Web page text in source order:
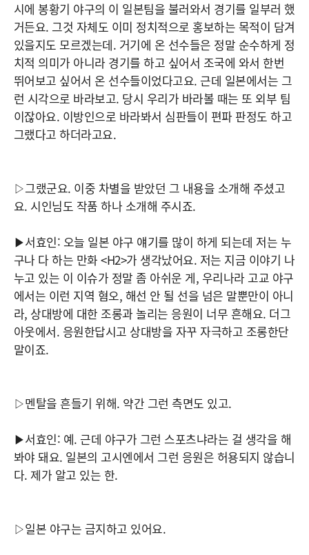
시에 봉황기 야구의 이 일본팀을 불러와서 경기를 일부러 했
거든요. 그것 자체도 이미 정치적으로 홍보하는 목적이 담겨
있을지도 모르겠는데. 거기에 온 선수들은 정말 순수하게 정
치적 의미가 아니라 경기를 하고 싶어서 조국에 와서 한번
뛰어보고 싶어서 온 선수들이었다고요. 근데 일본에서는 그
런 시각으로 바라보고. 당시 우리가 바라볼 때는 또 외부 팀
이잖아요. 이방인으로 바라봐서 심판들이 편파 판정도 하고
그랬다고 하더라고요.
▷그랬군요. 이중 차별을 받았던 그 내용을 소개해 주셨고
요. 시인님도 작품 하나 소개해 주시죠.
▶서효인: 오늘 일본 야구 얘기를 많이 하게 되는데 저는 누
구나 다 하는 만화 <H2>가 생각났어요. 저는 지금 이야기 나
누고 있는 이 이슈가 정말 좀 아쉬운 게, 우리나라 고교 야구
에서는 이런 지역 혐오, 해선 안 될 선을 넘은 말뿐만이 아니
라, 상대방에 대한 조롱과 놀리는 응원이 너무 흔해요. 더그
아웃에서. 응원한답시고 상대방을 자꾸 자극하고 조롱한단
말이죠.
▷멘탈을 흔들기 위해. 약간 그런 측면도 있고.
▶서효인: 예. 근데 야구가 그런 스포츠냐라는 걸 생각을 해
봐야 돼요. 일본의 고시엔에서 그런 응원은 허용되지 않습니
다. 제가 알고 있는 한.
▷일본 야구는 금지하고 있어요.